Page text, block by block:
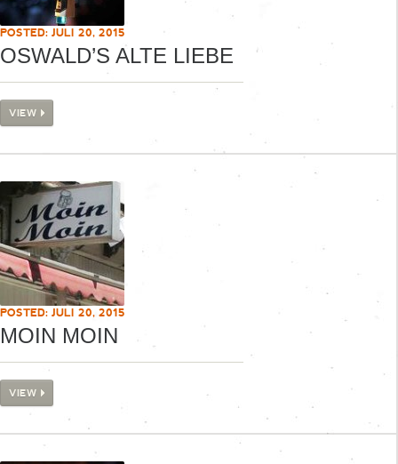
POSTED: JULI 20, 2015
OSWALD’S ALTE LIEBE
VIEW
POSTED: JULI 20, 2015
MOIN MOIN
VIEW